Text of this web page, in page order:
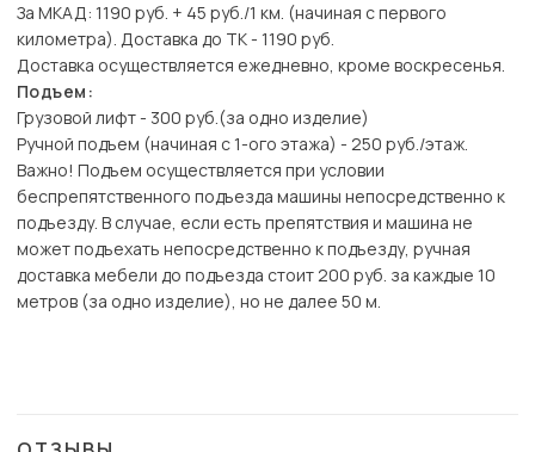
За МКАД: 1190 руб. + 45 руб./1 км. (начиная с первого
километра). Доставка до ТК - 1190 руб.
Доставка осуществляется ежедневно, кроме воскресенья.
Подъем:
Грузовой лифт - 300 руб.(за одно изделие)
Ручной подъем (начиная с 1-ого этажа) - 250 руб./этаж.
Важно! Подъем осуществляется при условии
беспрепятственного подъезда машины непосредственно к
подъезду. В случае, если есть препятствия и машина не
может подъехать непосредственно к подъезду, ручная
доставка мебели до подъезда стоит 200 руб. за каждые 10
метров (за одно изделие), но не далее 50 м.